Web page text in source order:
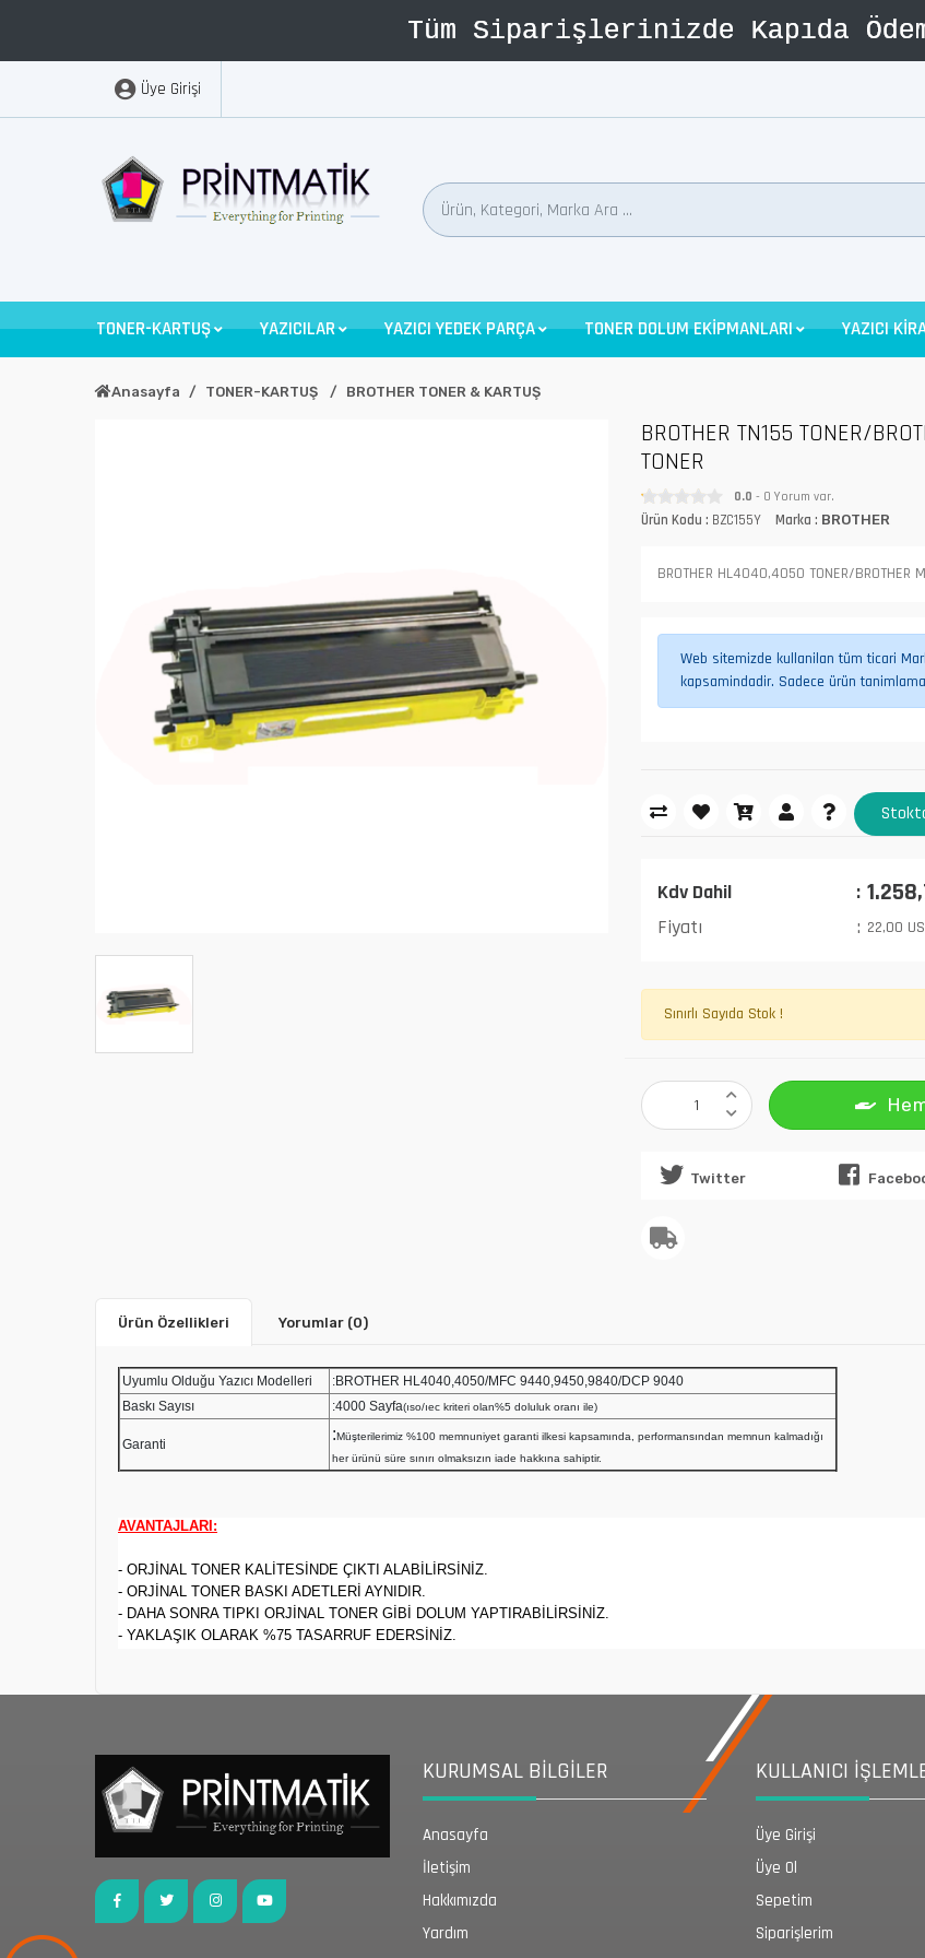
Üye Girişi
TONER-KARTUŞ YAZICILAR YAZICI YEDEK PARÇA TONER DOLUM EKİPMANLARI YAZICI
Anasayfa TONER-KARTUŞ BROTHER TONER & KARTUŞ
BROTHER TN155 TONER/
TONER
0.0 - 0 Yorum var.
Ürün Kodu : BZC155Y Marka : BROTHER
BROTHER HL4040,4050 TONER/
Web sitemizde kullanilan tüm ticari
kapsamindadir. Sadece ürün
Kdv Dahil
Fiyatı 22,00
Sınırlı Sayıda Stok !
Twitter
Ürün Özellikleri Yorumlar (0)
Uyumlu Olduğu Yazıcı Modelleri
:BROTHER HL4040,4050/MFC 9440,9450,9840/DCP 9040
Baskı Sayısı
:4000 Sayfa(ıso/ıec kriteri olan%5 doluluk oranı ile)
Garanti
:Müşterilerimiz %100 memnuniyet garanti ilkesi kapsamında, performansından memnun kalmadığı
her ürünü süre sınırı olmaksızın iade hakkına sahiptir.
AVANTAJLARI:
- ORJİNAL TONER KALİTESİNDE ÇIKTI ALABİLİRSİNİZ.
- ORJİNAL TONER BASKI ADETLERİ AYNIDIR.
- DAHA SONRA TIPKI ORJİNAL TONER GİBİ DOLUM YAPTIRABİLİRSİNİZ.
- YAKLAŞIK OLARAK %75 TASARRUF EDERSİNİZ.
KURUMSAL BİLGİLER
Anasayfa
İletişim
Hakkımızda
Yardım
KULLANICI
Üye Girişi
Üye Ol
Sepetim
Siparişlerim